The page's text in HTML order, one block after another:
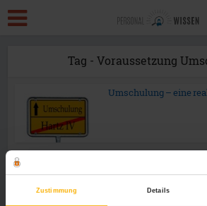
Zustimmung Details
Tag - Voraussetzung
Umschulung – eine